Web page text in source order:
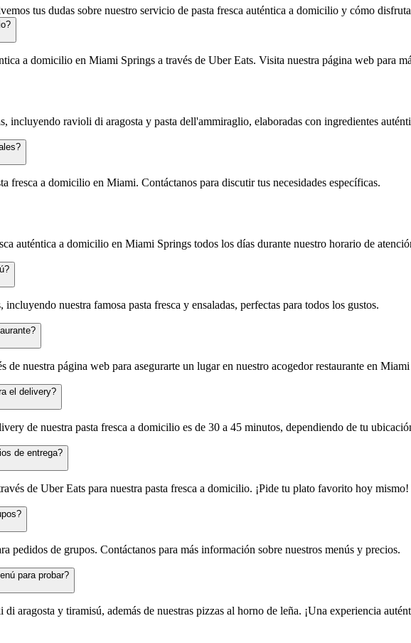
tus dudas sobre nuestro servicio de pasta fresca auténtica a domicilio y cómo
a domicilio en Miami Springs a través de Uber Eats. Visita nuestra página web para
incluyendo ravioli di aragosta y pasta dell'ammiraglio, elaboradas con ingredientes
fresca a domicilio en Miami. Contáctanos para discutir tus necesidades específicas.
auténtica a domicilio en Miami Springs todos los días durante nuestro horario de
nuestra famosa pasta fresca y ensaladas, perfectas para todos los gustos.
de nuestra página web para asegurarte un lugar en nuestro acogedor restaurante en
el delivery?
de nuestra pasta fresca a domicilio es de 30 a 45 minutos, dependiendo de tu
de entrega?
de Uber Eats para nuestra pasta fresca a domicilio. ¡Pide tu plato favorito hoy mismo!
pedidos de grupos. Contáctanos para más información sobre nuestros menús y precios.
para probar?
aragosta y tiramisú, además de nuestras pizzas al horno de leña. ¡Una experiencia